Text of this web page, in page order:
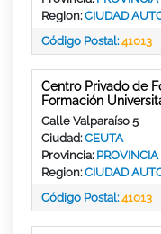
Region:CIUDAD
Código Postal:41013
Centro Privado de
Formación
Calle Valparaíso 5
Ciudad:CEUTA
Provincia:
Region:CIUDAD
Código Postal:41013